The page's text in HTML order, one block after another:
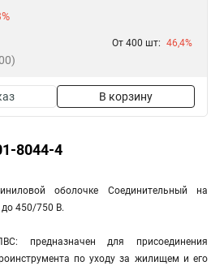
От 400 шт: 46,4%
В корзину
8044-4
оболочке Соединительный на
450/750 В.
предназначен для присоединения
по уходу за жилищем и его